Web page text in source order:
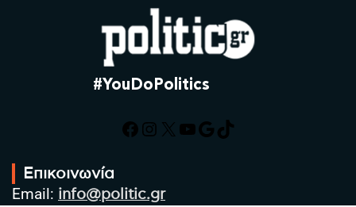
#YouDoPolitics
Facebook
Instagram
X YouTube
Google
TikTok
Επικοινωνία
Email: info@politic.gr